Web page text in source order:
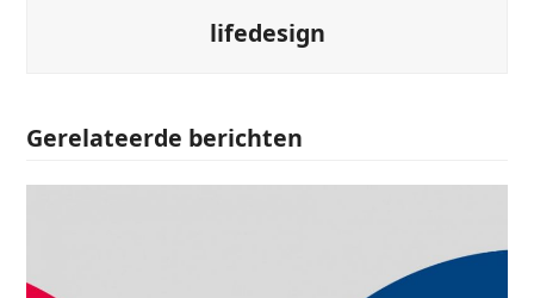
lifedesign
Gerelateerde berichten